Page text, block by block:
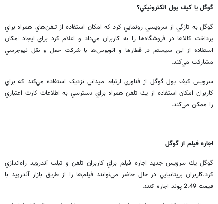
گوگل يا كيف پول الكترونيكي؟
گوگل به تازگي از سرويسي رونمايي كرد كه امكان استفاده از تلفن‌هاي همراه براي
پرداخت كالاها در فروشگاه‌ها را به كاربران مي‌داد و اعلام كرد براي ايجاد امكان
استفاده از اين سيستم در قطارها و اتوبوس‌ها با شركت حمل و نقل نيوجرسي
مشاركت مي‌كند.
سرويس كيف پول گوگل از فناوري ارتباط ميداني نزديک استفاده مي‌كند كه براي
كاربران امكان استفاده از يك تلفن همراه براي دسترسي به اطلاعات كارت اعتباري
را ممكن مي‌كند.
اجاره فيلم از گوگل
گوگل يك سرويس جديد اجاره فيلم براي كاربران تلفن و تبلت آندرويد راه‌اندازي
كرد.كاربران بريتانيايي در حال حاضر مي‌توانند فيلم‌ها را از طريق بازار آندرويد با
قيمت 2.49 پوند اجاره كنند.